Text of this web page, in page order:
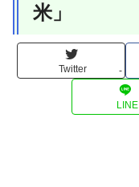
米」
Twitter -
LINE